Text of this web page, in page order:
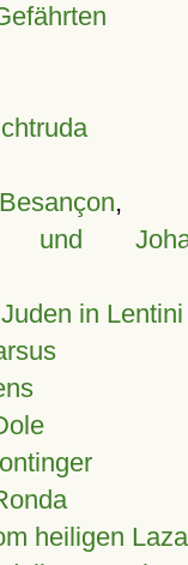
,
und
in Lentini
heiligen